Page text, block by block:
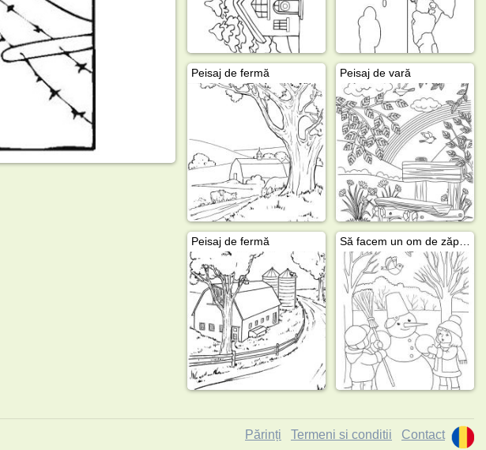
Peisaj de fermă Peisaj de vară
Peisaj de fermă Să facem un om de zăpadă
Părinți Termeni si conditii Contact